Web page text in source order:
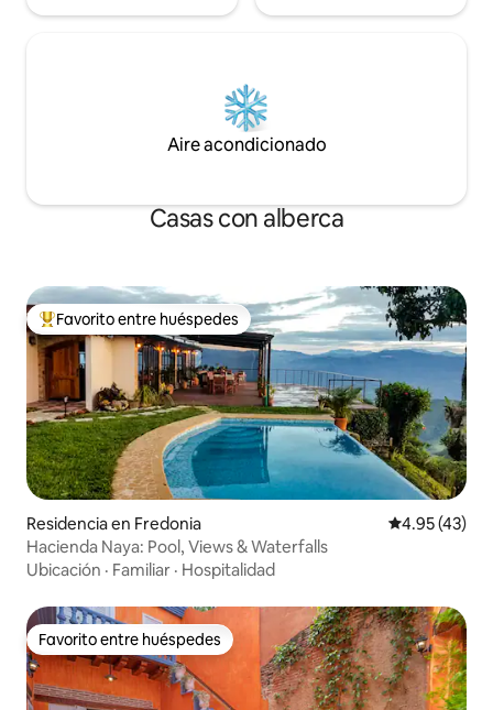
Aire acondicionado
Casas con alberca
De los mejores en Favorito entre huéspedes
Favorito entre huéspedes
Residencia en Fredonia Calificación
4.95 (43)
Hacienda Naya: Pool, Views & Waterfalls
Ubicación · Familiar · Hospitalidad
Favorito entre huéspedes
Favorito entre huéspedes